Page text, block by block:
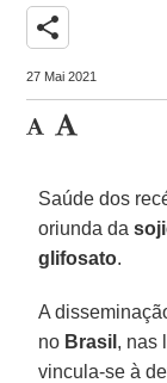
share
27 Mai 2021
Saúde dos
oriunda da
glifosato.
A
no Brasil , nas
vincula-se à